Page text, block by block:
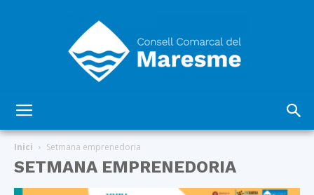
Comarcal
Inici Setmana emprenedoria
SETMANA EMPRENEDORIA